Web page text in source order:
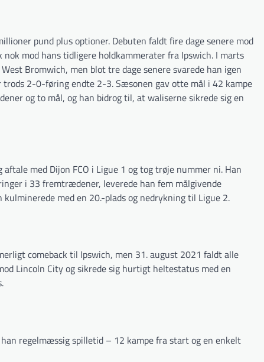
pund plus optioner. Debuten faldt fire dage senere mod
mod hans tidligere holdkammerater fra Ipswich. I marts
Bromwich, men blot tre dage senere svarede han igen
2-0-føring endte 2-3. Sæsonen gav otte mål i 42 kampe
og to mål, og han bidrog til, at waliserne sikrede sig en
med Dijon FCO i Ligue 1 og tog trøje nummer ni. Han
i 33 fremtrædener, leverede han fem målgivende
med en 20.-plads og nedrykning til Ligue 2.
comeback til Ipswich, men 31. august 2021 faldt alle
Lincoln City og sikrede sig hurtigt heltestatus med en
regelmæssig spilletid – 12 kampe fra start og en enkelt